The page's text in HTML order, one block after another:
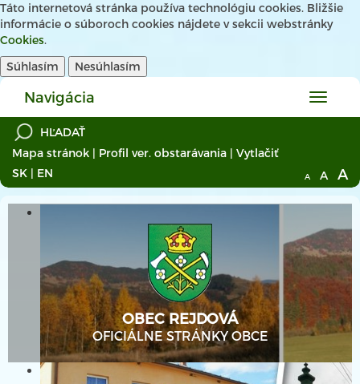
Táto internetová stránka používa technológiu cookies. Bližšie
informácie o súboroch cookies nájdete v sekcii webstránky
Cookies.
Súhlasím
Nesúhlasím
Hlavné
menu
Navigácia
Mapa stránok | Profil ver. obstarávania | Vytlačiť
SK | EN A A A
OBEC REJDOVÁ
OFICIÁLNE STRÁNKY OBCE